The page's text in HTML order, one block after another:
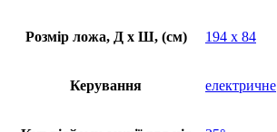
Розмір ложа, Д х Ш, (см) 194 х 84
Керування електричне